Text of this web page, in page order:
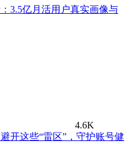
3.5亿月活用户真实画像与
4.6K